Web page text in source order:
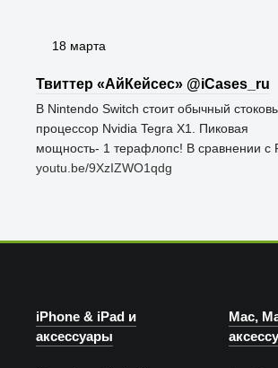
18 марта
Твиттер «АйКейсес» ‏@iCases_ru
В Nintendo Switch стоит обычный
процессор Nvidia Tegra X1. Пиковая
мощность- 1 терафлопс! В сравнении с
youtu.be/9XzIZWO1qdg
iPhone & iPad и
аксессуары
Mac,